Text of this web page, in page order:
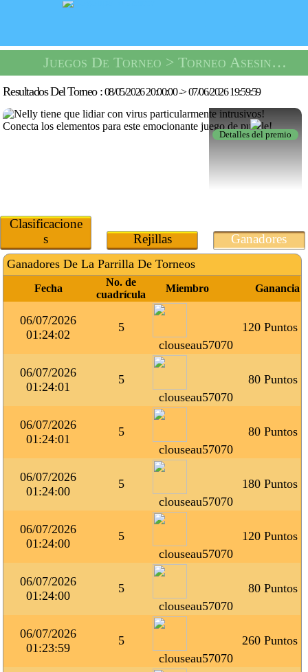
Juegos De Torneo > Torneo Asesino De Virus -
Resultados Del Torneo :08/05/2026 20:00:00->07/06/2026 19:59:59
Detalles del premio
Clasificacione
s
Rejillas Ganadores
Ganadores De La Parrilla De Torneos
Fecha
No. de
cuadrícula
Miembro Ganancia
06/07/2026
01:24:02
5
clouseau57070
120 Puntos
06/07/2026
01:24:01
5
clouseau57070
80 Puntos
06/07/2026
01:24:01
5
clouseau57070
80 Puntos
06/07/2026
01:24:00
5
clouseau57070
180 Puntos
06/07/2026
01:24:00
5
clouseau57070
120 Puntos
06/07/2026
01:24:00
5
clouseau57070
80 Puntos
06/07/2026
01:23:59
5
clouseau57070
260 Puntos